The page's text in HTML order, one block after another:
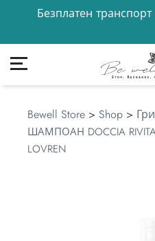
Безплатен
Моята сметка
Bewell Store > Shop >
ШАМПОАН DOCCIA
LOVREN